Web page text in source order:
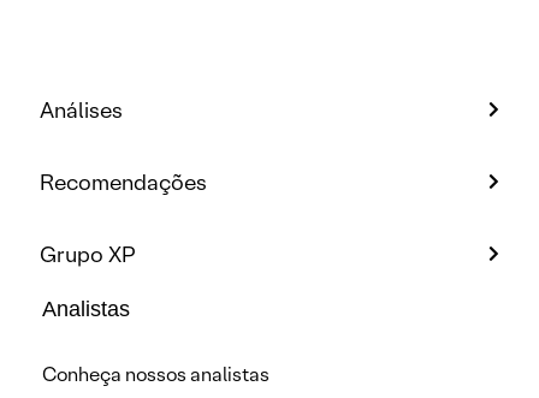
Análises
Recomendações
Grupo XP
Analistas
Conheça nossos analistas